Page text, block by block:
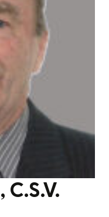
C.S.V.